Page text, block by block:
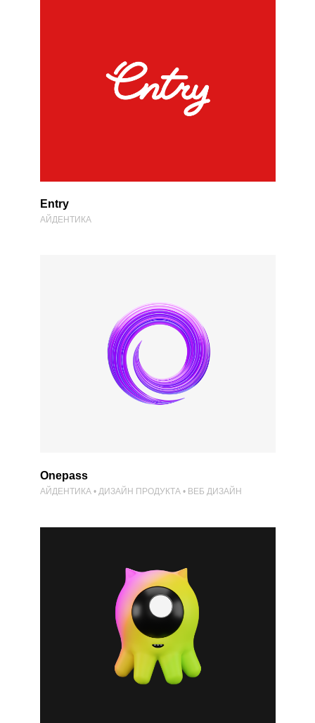
Entry
АЙДЕНТИКА
Onepass
АЙДЕНТИКА • ДИЗАЙН ПРОДУКТА • ВЕБ ДИЗАЙН